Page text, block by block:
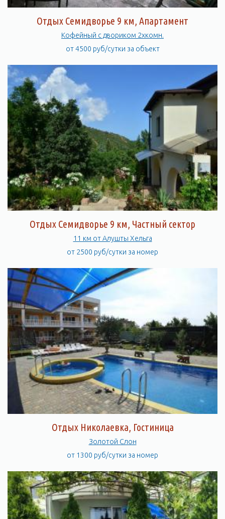
Отдых Семидворье 9 км, Апартамент
Кофейный с двориком 2хкомн.
от 4500 руб/сутки за объект
Отдых Семидворье 9 км, Частный сектор
11 км от Алушты Хельга
от 2500 руб/сутки за номер
Отдых Николаевка, Гостиница
Золотой Слон
от 1300 руб/сутки за номер